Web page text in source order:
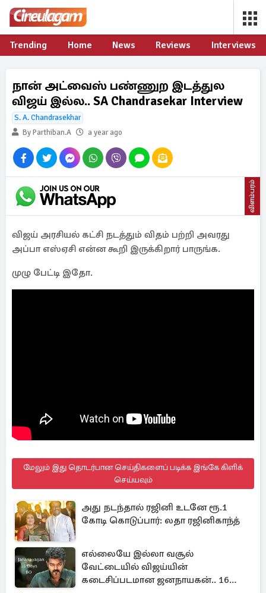
Trending Home News Reviews Interviews
நான் அட்வைஸ் பண்ணுற இடத்துல
விஜய் இல்ல.. SA Chandrasekar Interview
S. A. Chandrasekhar
By Parthiban.A
a year ago
விளம்பரம்
விஜய் அரசியல் கட்சி நடத்தும் விதம் பற்றி அவரது
அப்பா எஸ்ஏசி என்ன கூறி இருக்கிறார் பாருங்க.
முழு பேட்டி இதோ.
மேலும் இது தொடர்பான செய்திகளைப் படிக்க இங்கே கிளிக்
செய்யவும்
அது நடந்தால் ரஜினி உடனே ரூ.1
கோடி கொடுப்பார்: லதா ரஜினிகாந்த்
எல்லையே இல்லா வசூல்
வேட்டையில் விஜய்யின்
கடைசிப்படமான ஜனநாயகன்.. 16